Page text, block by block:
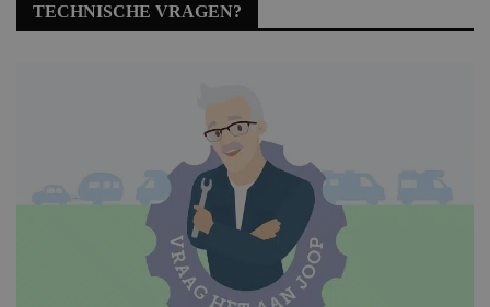
TECHNISCHE VRAGEN?